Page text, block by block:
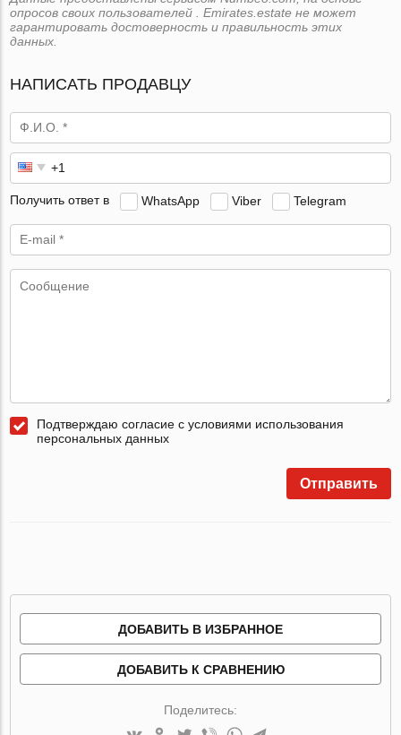
опросов своих пользователей . Emirates.estate не может
гарантировать достоверность и правильность этих
данных.
НАПИСАТЬ ПРОДАВЦУ
Получить ответ в WhatsApp Viber Telegram
Подтверждаю согласие с условиями использования
персональных данных
Отправить
ДОБАВИТЬ В ИЗБРАННОЕ
ДОБАВИТЬ К СРАВНЕНИЮ
Поделитесь: